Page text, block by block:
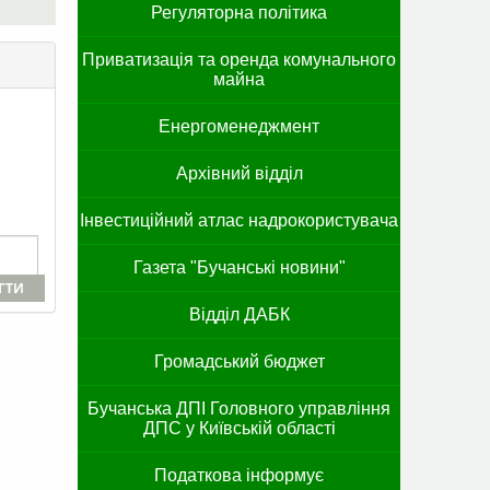
Регуляторна політика
Приватизація та оренда комунального
майна
Енергоменеджмент
Архівний відділ
Інвестиційний атлас надрокористувача
Газета "Бучанські новини"
Відділ ДАБК
Громадський бюджет
Бучанська ДПІ Головного управління
ДПС у Київській області
Податкова інформує